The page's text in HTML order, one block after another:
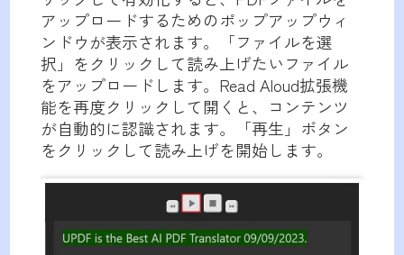
アップロードするためのポップアップウィ
ンドウが表示されます。「ファイルを選
択」をクリックして読み上げたいファイル
をアップロードします。Read Aloud拡張機
能を再度クリックして開くと、コンテンツ
が自動的に認識されます。「再生」ボタン
をクリックして読み上げを開始します。